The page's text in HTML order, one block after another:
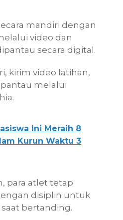
mandiri dengan
video dan
secara digital.
kirim video latihan,
melalui
Ini Meraih 8
Kurun Waktu 3
para atlet tetap
disiplin untuk
bertanding.